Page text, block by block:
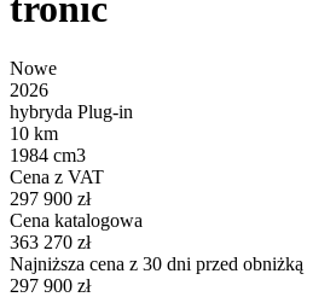
tronic
Nowe
2026
hybryda Plug-in
10 km
1984 cm3
Cena z VAT
297 900 zł
Cena katalogowa
363 270 zł
Najniższa cena z 30 dni przed obniżką
297 900 zł